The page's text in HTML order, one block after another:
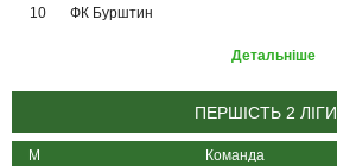
10
ФК Бурштин
Детальніше
ПЕРШІСТЬ 2 ЛІГИ
М Команда